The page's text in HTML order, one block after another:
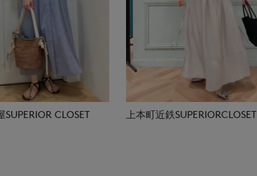
CLOSET 上本町近鉄SUPERIORCLOSET